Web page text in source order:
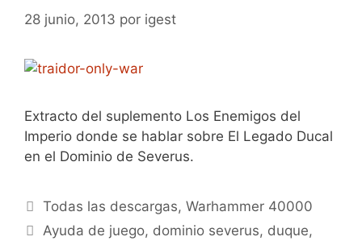
28 junio, 2013 por igest
Extracto del suplemento Los Enemigos del
Imperio donde se hablar sobre El Legado Ducal
en el Dominio de Severus.
Categorías
Todas las descargas,Warhammer 40000
Etiquetas
Ayuda de juego, dominio severus, duque,